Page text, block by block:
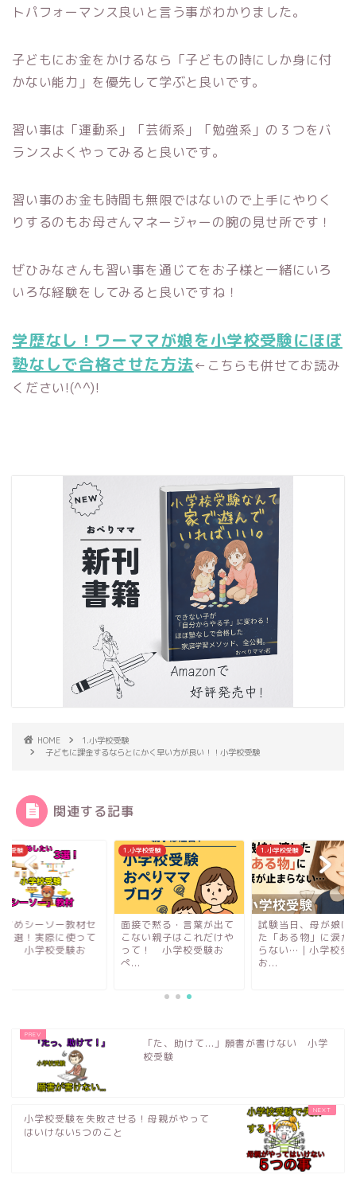
トパフォーマンス良いと言う事がわかりました。
子どもにお金をかけるなら「子どもの時にしか身に付
かない能力」を優先して学ぶと良いです。
習い事は「運動系」「芸術系」「勉強系」の３つをバ
ランスよくやってみると良いです。
習い事のお金も時間も無限ではないので上手にやりく
りするのもお母さんマネージャーの腕の見せ所です！
ぜひみなさんも習い事を通じてをお子様と一緒にいろ
いろな経験をしてみると良いですね！
学歴なし！ワーママが娘を小学校受験にほぼ
塾なしで合格させた方法←こちらも併せてお読み
ください!(^^)!
HOME
1.小学校受験
子どもに課金するならとにかく早い方が良い！！小学校受験
関連する記事
校受験
すめシーソー教材セ
３選！実際に使って
！ 小学校受験お
1.小学校受験
面接で黙る・言葉が出て
こない親子はこれだけや
って！ 小学校受験お
ぺ...
1.小学校受験
試験当日、母が娘に
た「ある物」に涙が
らない…｜小学校受
お...
「た、助けて...」願書が書けない 小学
校受験
小学校受験を失敗させる！母親がやって
はいけない5つのこと